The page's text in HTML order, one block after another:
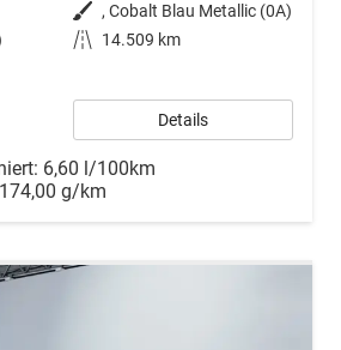
Außenfarbe , Cobalt Blau Metallic (0A)
Kilometerstand
14.509 km
Details
6,60 l/100km
174,00 g/km